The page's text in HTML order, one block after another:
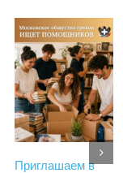
Приглашаем в